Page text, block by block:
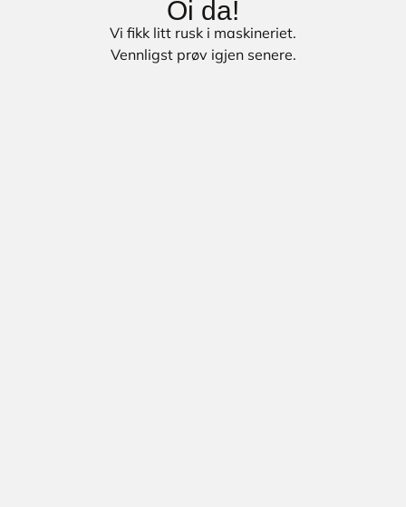
Oi da!
Vi fikk litt rusk i maskineriet.
Vennligst prøv igjen senere.